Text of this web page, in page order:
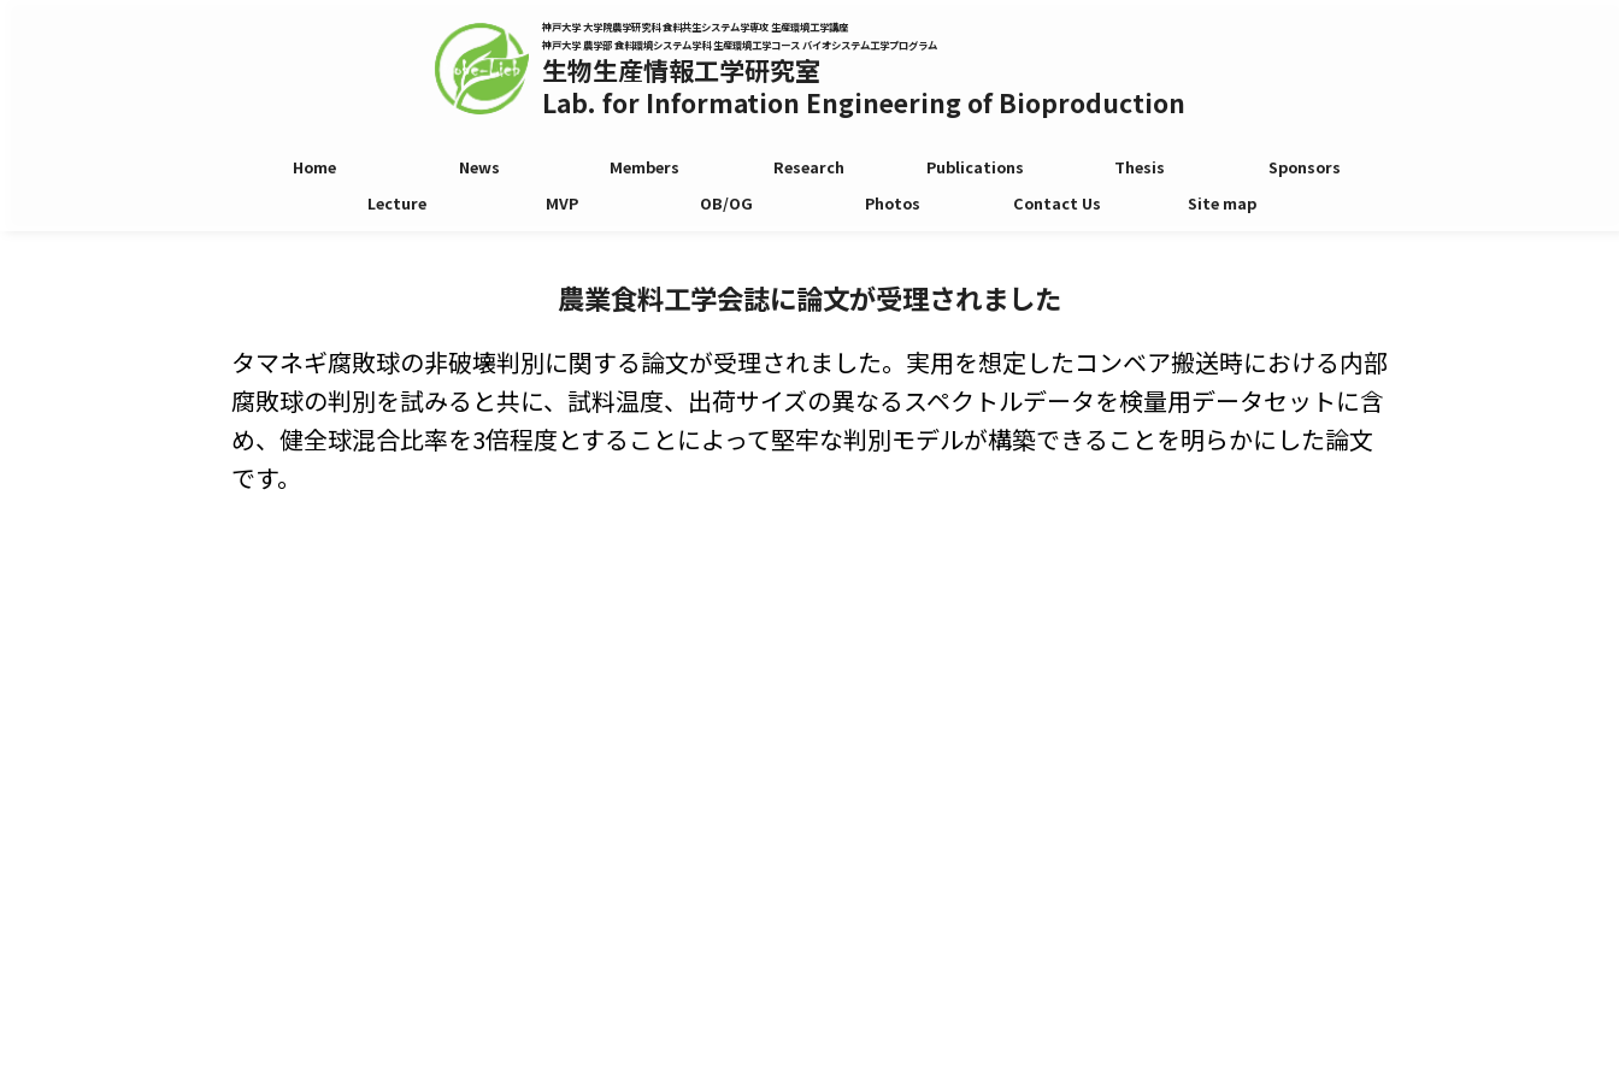
神戸大学 大学院農学研究科食料共生システム学専攻 生産環境工学講座
神戸大学 農学部食料環境システム学科 生産環境工学コース バイオシステム工学プログラム
生物生産情報工学研究室
Lab. for Information Engineering of Bioproduction
Home News Members Research Publications Thesis
Sponsors
Lecture
MVP OB/OG Photos Contact Us Site map
農業食料工学会誌に論文が受理されました
タマネギ腐敗球の非破壊判別に関する論文が受理されました。実用を想定したコンベア搬送時における内部
腐敗球の判別を試みると共に、試料温度、出荷サイズの異なるスペクトルデータを検量用データセットに含
め、健全球混合比率を3倍程度とすることによって堅牢な判別モデルが構築できることを明らかにした論文
です。